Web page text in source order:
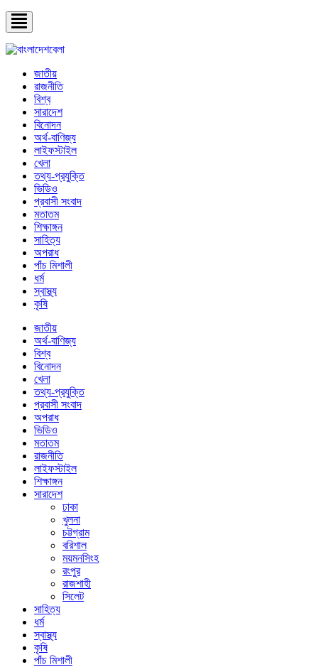
জাতীয়
রাজনীতি
বিশ্ব
সারাদেশ
বিনোদন
অর্থ-বাণিজ্য
লাইফস্টাইল
খেলা
তথ্য-প্রযুক্তি
ভিডিও
প্রবাসী সংবাদ
মতাতম
শিক্ষাঙ্গন
সাহিত্য
অপরাধ
পাঁচ মিশালী
ধর্ম
স্বাস্থ্য
কৃষি
জাতীয়
অর্থ-বাণিজ্য
বিশ্ব
বিনোদন
খেলা
তথ্য-প্রযুক্তি
প্রবাসী সংবাদ
অপরাধ
ভিডিও
মতাতম
রাজনীতি
লাইফস্টাইল
শিক্ষাঙ্গন
সারাদেশ
ঢাকা
খুলনা
চট্টগ্রাম
বরিশাল
ময়মনসিংহ
রংপুর
রাজশাহী
সিলেট
সাহিত্য
ধর্ম
স্বাস্থ্য
কৃষি
পাঁচ মিশালী